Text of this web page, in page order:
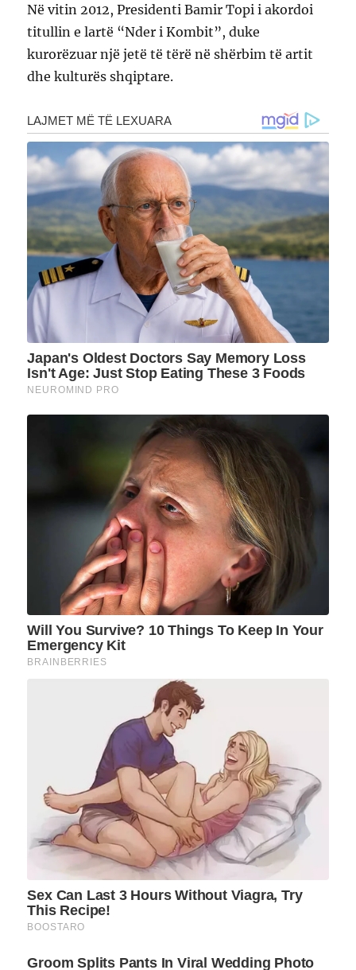
Në vitin 2012, Presidenti Bamir Topi i akordoi
titullin e lartë “Nder i Kombit”, duke
kurorëzuar një jetë të tërë në shërbim të artit
dhe kulturës shqiptare.